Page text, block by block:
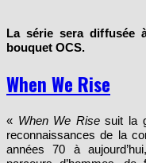
La série sera diffusée
bouquet OCS.
When We Rise
« When We Risesuit la
reconnaissances de la
années 70 à